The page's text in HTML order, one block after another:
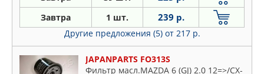
Завтра 1 шт. 239 р.
Другие предложения (5) от 217 р.
JAPANPARTS FO313S
Фильтр масл.MAZDA 6 (GJ) 2.0 12=>/CX-